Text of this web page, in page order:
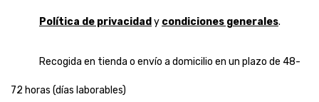
Política de privacidad y condiciones generales.
Recogida en tienda o envío a domicilio en un plazo de 48-
72 horas (días laborables)